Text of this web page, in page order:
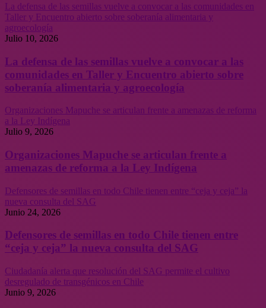
La defensa de las semillas vuelve a convocar a las comunidades en
Taller y Encuentro abierto sobre soberanía alimentaria y
agroecología
Julio 10, 2026
La defensa de las semillas vuelve a convocar a las
comunidades en Taller y Encuentro abierto sobre
soberanía alimentaria y agroecología
Organizaciones Mapuche se articulan frente a amenazas de reforma
a la Ley Indígena
Julio 9, 2026
Organizaciones Mapuche se articulan frente a
amenazas de reforma a la Ley Indígena
Defensores de semillas en todo Chile tienen entre “ceja y ceja” la
nueva consulta del SAG
Junio 24, 2026
Defensores de semillas en todo Chile tienen entre
“ceja y ceja” la nueva consulta del SAG
Ciudadanía alerta que resolución del SAG permite el cultivo
desregulado de transgénicos en Chile
Junio 9, 2026